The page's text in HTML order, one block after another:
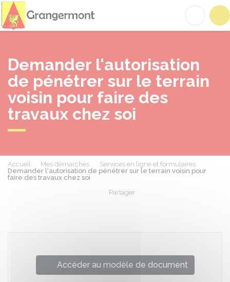
Demander l'autorisation
de pénétrer sur le terrain
voisin pour faire des
travaux chez soi
Accueil Mes démarches
Services en ligne et formulaires
Demander l'autorisation de pénétrer sur le terrain voisin pour
faire des travaux chez soi
Partager
Accéder au modèle de document